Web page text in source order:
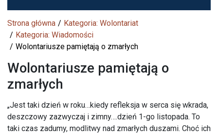
Strona główna
Kategoria: Wolontariat
Kategoria: Wiadomości
Wolontariusze pamiętają o zmarłych
Wolontariusze pamiętają o
zmarłych
„Jest taki dzień w roku…kiedy refleksja w serca się wkrada,
deszczowy zazwyczaj i zimny….dzień 1-go listopada. To
taki czas zadumy, modlitwy nad zmarłych duszami. Choć ich